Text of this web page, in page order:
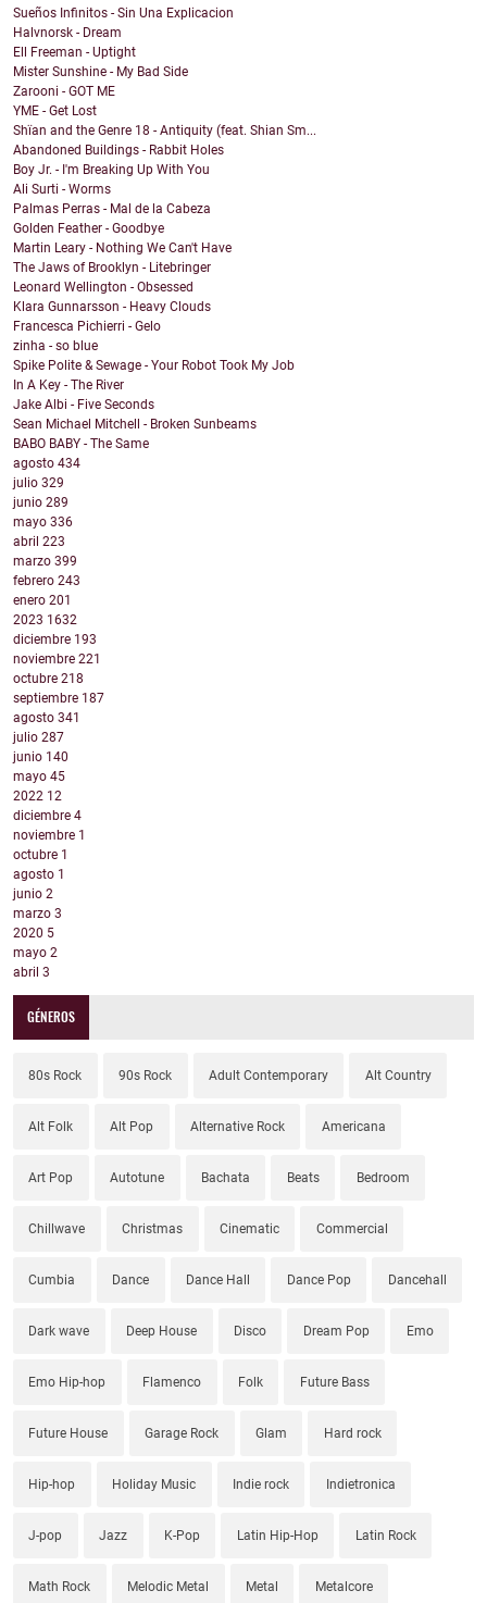
Sueños Infinitos - Sin Una Explicacion
Halvnorsk - Dream
Ell Freeman - Uptight
Mister Sunshine - My Bad Side
Zarooni - GOT ME
YME - Get Lost
Shïan and the Genre 18 - Antiquity (feat. Shian Sm...
Abandoned Buildings - Rabbit Holes
Boy Jr. - I'm Breaking Up With You
Ali Surti - Worms
Palmas Perras - Mal de la Cabeza
Golden Feather - Goodbye
Martin Leary - Nothing We Can't Have
The Jaws of Brooklyn - Litebringer
Leonard Wellington - Obsessed
Klara Gunnarsson - Heavy Clouds
Francesca Pichierri - Gelo
zinha - so blue
Spike Polite & Sewage - Your Robot Took My Job
In A Key - The River
Jake Albi - Five Seconds
Sean Michael Mitchell - Broken Sunbeams
BABO BABY - The Same
agosto 434
julio 329
junio 289
mayo 336
abril 223
marzo 399
febrero 243
enero 201
2023 1632
diciembre 193
noviembre 221
octubre 218
septiembre 187
agosto 341
julio 287
junio 140
mayo 45
2022 12
diciembre 4
noviembre 1
octubre 1
agosto 1
junio 2
marzo 3
2020 5
mayo 2
abril 3
GÉNEROS
80s Rock 90s Rock Adult Contemporary Alt Country
Alt Folk Alt Pop Alternative Rock Americana
Art Pop Autotune Bachata Beats Bedroom
Chillwave Christmas Cinematic Commercial
Cumbia Dance Dance Hall Dance Pop Dancehall
Dark wave Deep House Disco Dream Pop Emo
Emo Hip-hop Flamenco Folk Future Bass
Future House Garage Rock Glam Hard rock
Hip-hop Holiday Music Indie rock Indietronica
J-pop Jazz K-Pop Latin Hip-Hop Latin Rock
Math Rock Melodic Metal Metal Metalcore